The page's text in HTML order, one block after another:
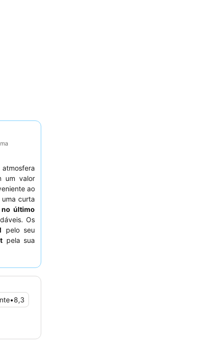
um valor
ao
curta
último
Os
pelo seu
pela sua
•8,3